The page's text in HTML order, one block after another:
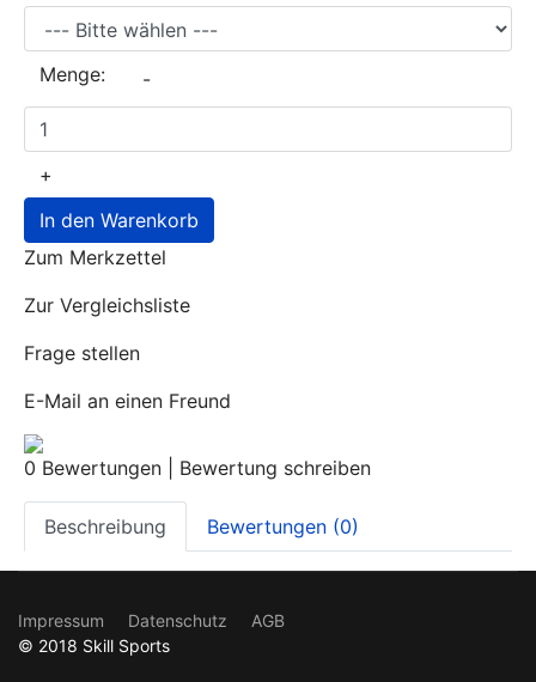
Menge: -
+
In den Warenkorb
Zum Merkzettel
Zur Vergleichsliste
Frage stellen
E-Mail an einen Freund
0 Bewertungen Bewertung schreiben
Beschreibung Bewertungen (0)
Impressum Datenschutz
AGB
© 2018 Skill Sports